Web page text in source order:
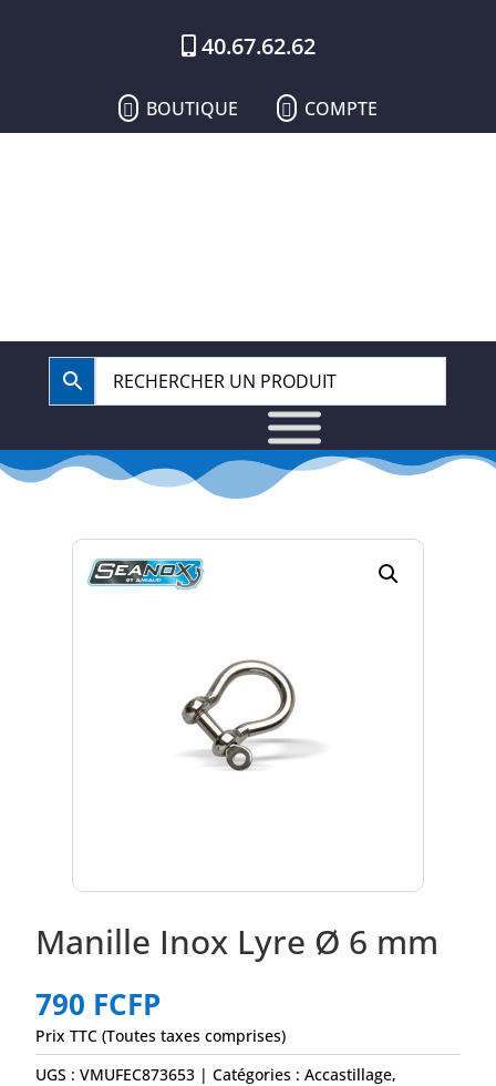
40.67.62.62
 BOUTIQUE  COMPTE
Manille Inox Lyre Ø 6 mm
790 FCFP
Prix TTC (Toutes taxes comprises)
UGS :VMUFEC873653 Catégories :Accastillage,